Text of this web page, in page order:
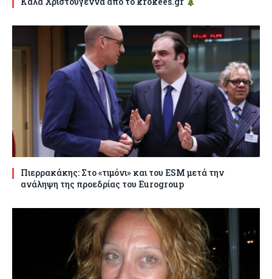
Πιερρακάκης: Στο «τιμόνι» και του ESM μετά την
ανάληψη της προεδρίας του Eurogroup